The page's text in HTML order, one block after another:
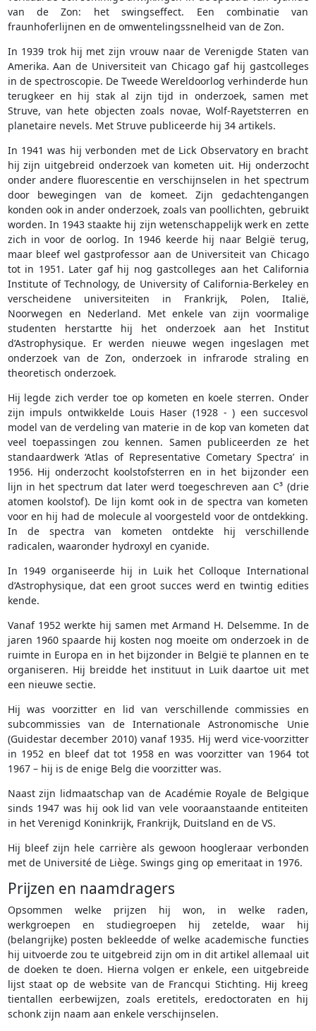
van de Zon: het swingseffect. Een combinatie van
fraunhoferlijnen en de omwentelingssnelheid van de Zon.
In 1939 trok hij met zijn vrouw naar de Verenigde Staten van
Amerika. Aan de Universiteit van Chicago gaf hij gastcolleges
in de spectroscopie. De Tweede Wereldoorlog verhinderde hun
terugkeer en hij stak al zijn tijd in onderzoek, samen met
Struve, van hete objecten zoals novae, Wolf-Rayetsterren en
planetaire nevels. Met Struve publiceerde hij 34 artikels.
In 1941 was hij verbonden met de Lick Observatory en bracht
hij zijn uitgebreid onderzoek van kometen uit. Hij onderzocht
onder andere fluorescentie en verschijnselen in het spectrum
door bewegingen van de komeet. Zijn gedachtengangen
konden ook in ander onderzoek, zoals van poollichten, gebruikt
worden. In 1943 staakte hij zijn wetenschappelijk werk en zette
zich in voor de oorlog. In 1946 keerde hij naar België terug,
maar bleef wel gastprofessor aan de Universiteit van Chicago
tot in 1951. Later gaf hij nog gastcolleges aan het California
Institute of Technology, de University of California-Berkeley en
verscheidene universiteiten in Frankrijk, Polen, Italië,
Noorwegen en Nederland. Met enkele van zijn voormalige
studenten herstartte hij het onderzoek aan het Institut
d’Astrophysique. Er werden nieuwe wegen ingeslagen met
onderzoek van de Zon, onderzoek in infrarode straling en
theoretisch onderzoek.
Hij legde zich verder toe op kometen en koele sterren. Onder
zijn impuls ontwikkelde Louis Haser (1928 - ) een succesvol
model van de verdeling van materie in de kop van kometen dat
veel toepassingen zou kennen. Samen publiceerden ze het
standaardwerk ‘Atlas of Representative Cometary Spectra’ in
1956. Hij onderzocht koolstofsterren en in het bijzonder een
lijn in het spectrum dat later werd toegeschreven aan C³ (drie
atomen koolstof). De lijn komt ook in de spectra van kometen
voor en hij had de molecule al voorgesteld voor de ontdekking.
In de spectra van kometen ontdekte hij verschillende
radicalen, waaronder hydroxyl en cyanide.
In 1949 organiseerde hij in Luik het Colloque International
d’Astrophysique, dat een groot succes werd en twintig edities
kende.
Vanaf 1952 werkte hij samen met Armand H. Delsemme. In de
jaren 1960 spaarde hij kosten nog moeite om onderzoek in de
ruimte in Europa en in het bijzonder in België te plannen en te
organiseren. Hij breidde het instituut in Luik daartoe uit met
een nieuwe sectie.
Hij was voorzitter en lid van verschillende commissies en
subcommissies van de Internationale Astronomische Unie
(Guidestar december 2010) vanaf 1935. Hij werd vice-voorzitter
in 1952 en bleef dat tot 1958 en was voorzitter van 1964 tot
1967 – hij is de enige Belg die voorzitter was.
Naast zijn lidmaatschap van de Académie Royale de Belgique
sinds 1947 was hij ook lid van vele vooraanstaande entiteiten
in het Verenigd Koninkrijk, Frankrijk, Duitsland en de VS.
Hij bleef zijn hele carrière als gewoon hoogleraar verbonden
met de Université de Liège. Swings ging op emeritaat in 1976.
Prijzen en naamdragers
Opsommen welke prijzen hij won, in welke raden,
werkgroepen en studiegroepen hij zetelde, waar hij
(belangrijke) posten bekleedde of welke academische functies
hij uitvoerde zou te uitgebreid zijn om in dit artikel allemaal uit
de doeken te doen. Hierna volgen er enkele, een uitgebreide
lijst staat op de website van de Francqui Stichting. Hij kreeg
tientallen eerbewijzen, zoals eretitels, eredoctoraten en hij
schonk zijn naam aan enkele verschijnselen.